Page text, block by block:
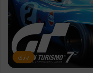
بازی